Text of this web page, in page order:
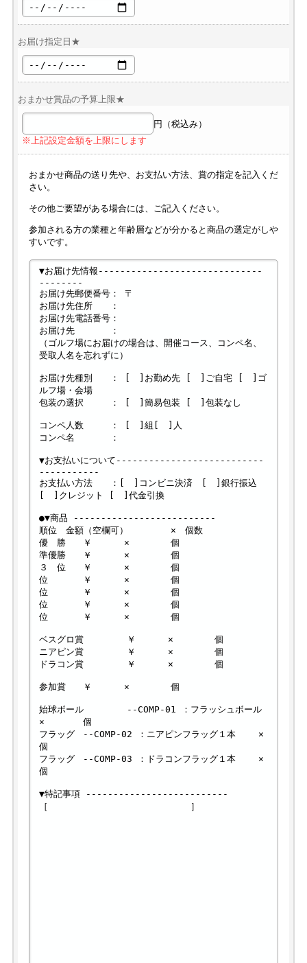
お届け指定日★
おまかせ賞品の予算上限★
円（税込み）
※上記設定金額を上限にします
おまかせ商品の送り先や、お支払い方法、賞の指定を記入くだ
さい。
その他ご要望がある場合には、ご記入ください。
参加される方の業種と年齢層などが分かると商品の選定がしや
すいです。